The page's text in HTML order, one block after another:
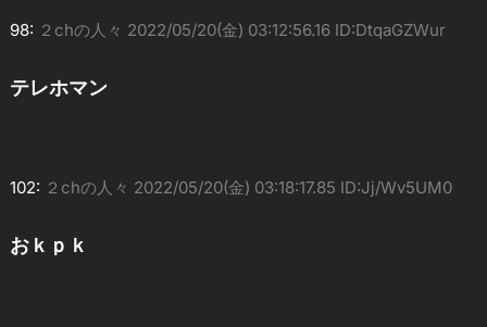
98: ２chの人々 2022/05/20(金) 03:12:56.16 ID:DtqaGZWur
テレホマン
102: ２chの人々 2022/05/20(金) 03:18:17.85 ID:Jj/Wv5UM0
おｋｐｋ